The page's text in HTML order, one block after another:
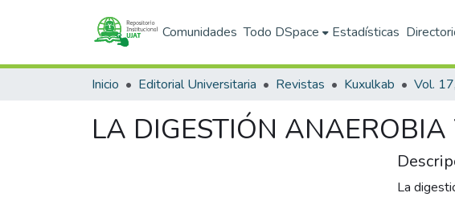
Comunidades Todo DSpace Estadísticas
Inicio Editorial Universitaria Revistas Kuxulkab Vol.
LA DIGESTIÓN
La